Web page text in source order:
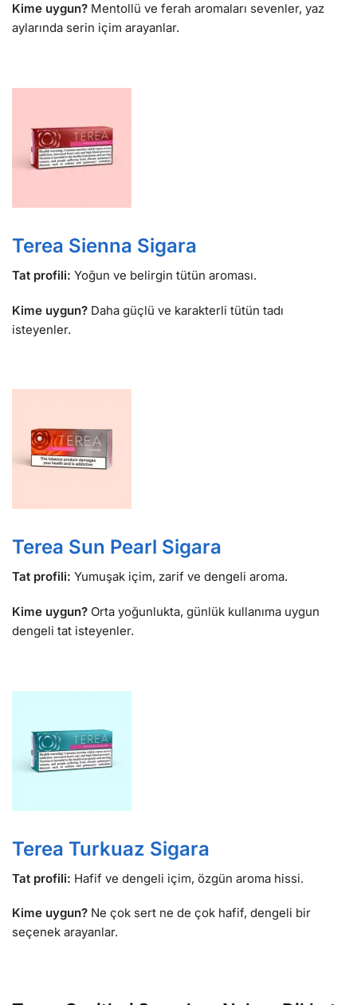
Kime uygun? Mentollü ve ferah aromaları sevenler, yaz
aylarında serin içim arayanlar.
Terea Sienna Sigara
Tat profili: Yoğun ve belirgin tütün aroması.
Kime uygun? Daha güçlü ve karakterli tütün tadı
isteyenler.
Terea Sun Pearl Sigara
Tat profili: Yumuşak içim, zarif ve dengeli aroma.
Kime uygun? Orta yoğunlukta, günlük kullanıma uygun
dengeli tat isteyenler.
Terea Turkuaz Sigara
Tat profili: Hafif ve dengeli içim, özgün aroma hissi.
Kime uygun? Ne çok sert ne de çok hafif, dengeli bir
seçenek arayanlar.